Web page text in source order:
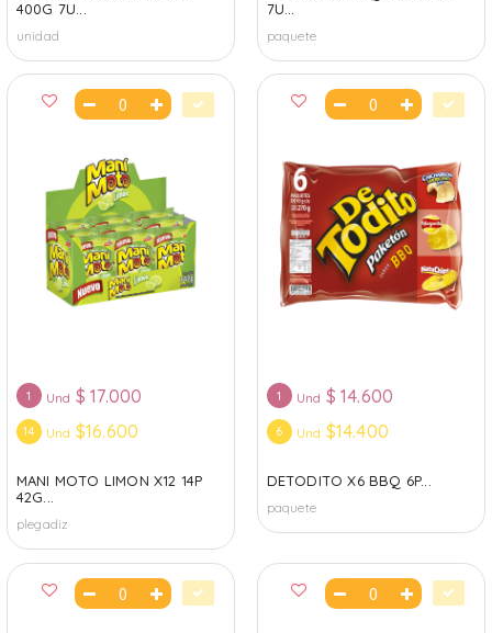
400G 7U...
unidad
7U...
paquete
1 Und $ 17.000
14 Und $16.600
MANI MOTO LIMON X12 14P
42G...
plegadiz
1 Und $ 14.600
6 Und $14.400
DETODITO X6 BBQ 6P...
paquete